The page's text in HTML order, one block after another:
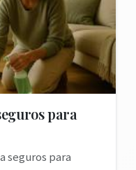
para
seguros para